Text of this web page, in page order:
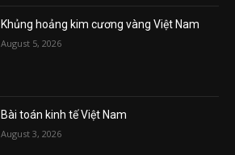
Khủng hoảng kim cương vàng Việt Nam
August 5, 2026
Bài toán kinh tế Việt Nam
August 3, 2026